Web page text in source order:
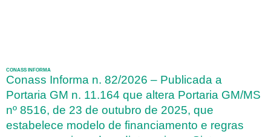
CONASS INFORMA
Conass Informa n. 82/2026 – Publicada a
Portaria GM n. 11.164 que altera Portaria GM/MS
nº 8516, de 23 de outubro de 2025, que
estabelece modelo de financiamento e regras